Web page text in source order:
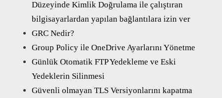
Düzeyinde Kimlik Doğrulama ile çalıştıran
bilgisayarlardan yapılan bağlantılara izin ver
GRC Nedir?
Group Policy ile OneDrive Ayarlarını Yönetme
Günlük Otomatik FTP Yedekleme ve Eski
Yedeklerin Silinmesi
Güvenli olmayan TLS Versiyonlarını kapatma